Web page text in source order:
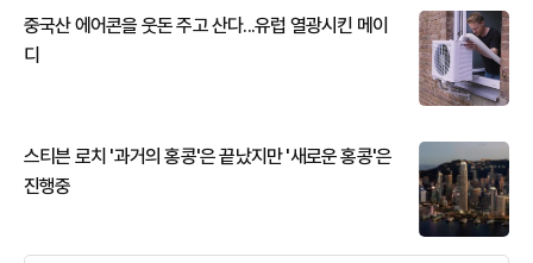
중국산 에어콘을 웃돈 주고 산다...유럽 열광시킨 메이
디
스티븐 로치 '과거의 홍콩'은 끝났지만 '새로운 홍콩'은
진행중